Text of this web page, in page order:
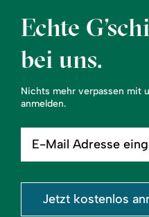
Echte
bei uns.
Nichts mehr verpassen mit
anmelden.
Mail
eingeben
Jetzt kostenlos